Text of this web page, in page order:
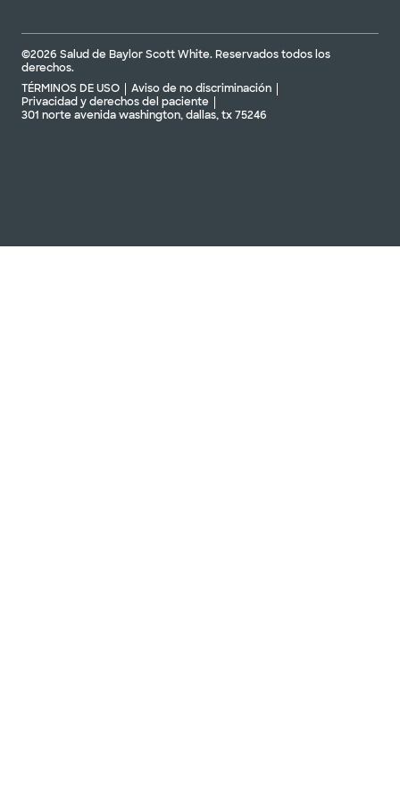
©2026 Salud de Baylor Scott White. Reservados todos los
derechos.
TÉRMINOS DE USO
Aviso de no discriminación
Privacidad y derechos del paciente
301 norte avenida washington, dallas, tx 75246